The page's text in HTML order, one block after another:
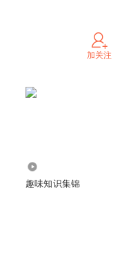
加关注
趣味知识集锦